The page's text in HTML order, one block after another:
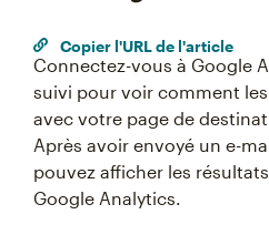
Copier l'URL de l'article
Connectez-vous à Google
suivi pour voir comment
avec votre page de
Après avoir envoyé un e-
pouvez afficher les
Google Analytics.